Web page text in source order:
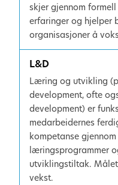
skjer gjennom
erfaringer og hjelper
organisasjoner å
L&D
Læring og utvikling
development, ofte
development) er
medarbeidernes
kompetanse
læringsprogrammer
utviklingstiltak.
vekst.